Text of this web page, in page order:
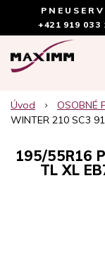
+421 919 033
Úvod OSOBNÉ
WINTER 210 SC3
195/55R16
TL XL